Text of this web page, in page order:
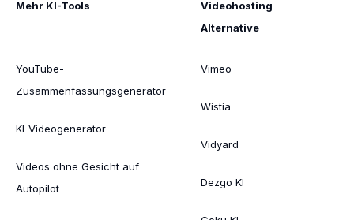
Mehr KI-Tools
YouTube-
Zusammenfassungsgenerator
KI-Videogenerator
Videos ohne Gesicht auf
Autopilot
Videohosting
Alternative
Vimeo
Wistia
Vidyard
Dezgo KI